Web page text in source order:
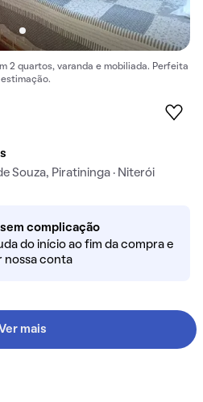
2 quartos, varanda e mobiliada. Perfeita
Souza, Piratininga · Niterói
complicação
do início ao fim da compra e
nossa conta
Ver mais